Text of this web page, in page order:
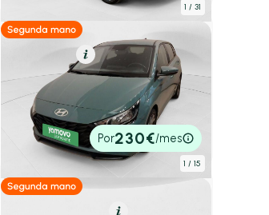
1 / 31
1 / 15
Resumen
Hyundai i20
1.0 TGDI 74kW (100CV) Klass
77.574 km 100cvManual
14.690€
P.V.P. contado
Por230€/mes